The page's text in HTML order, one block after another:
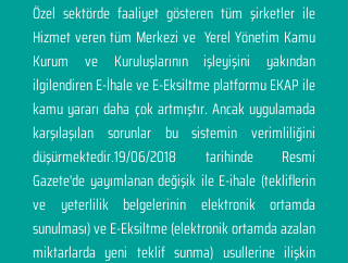
Özel sektörde faaliyet gösteren tüm şirketler ile
Hizmet veren tüm Merkezi ve Yerel Yönetim Kamu
Kurum ve Kuruluşlarının işleyişini yakından
ilgilendiren E-İhale ve E-Eksiltme platformu EKAP ile
kamu yararı daha çok artmıştır. Ancak uygulamada
karşılaşılan sorunlar bu sistemin verimliliğini
düşürmektedir.19/06/2018 tarihinde Resmi
Gazete'de yayımlanan değişik ile E-ihale (tekliflerin
ve yeterlilik belgelerinin elektronik ortamda
sunulması) ve E-Eksiltme (elektronik ortamda azalan
miktarlarda yeni teklif sunma) usullerine ilişkin